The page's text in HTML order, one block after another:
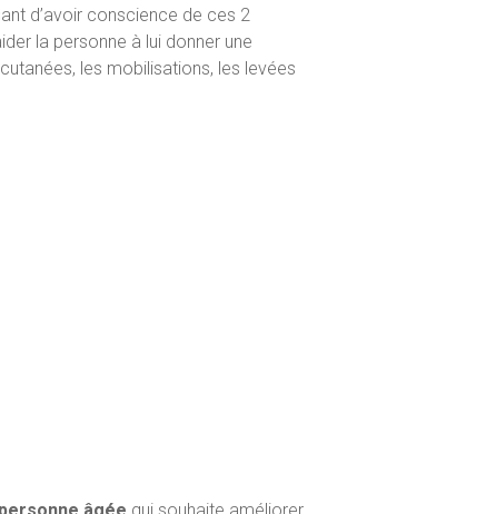
d’avoir conscience de ces 2
la personne à lui donner une
les mobilisations, les levées